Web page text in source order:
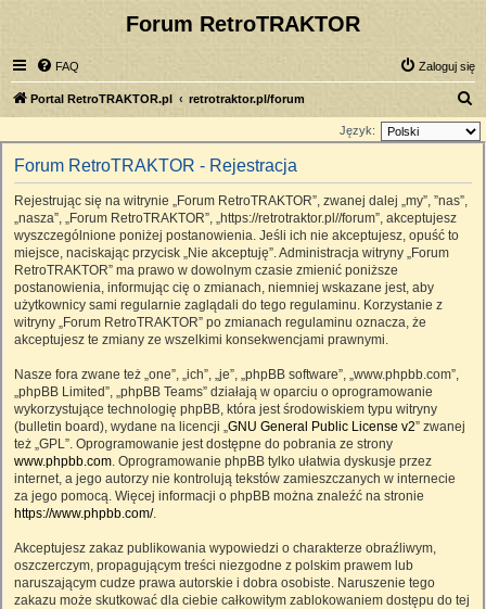
Forum RetroTRAKTOR
FAQ Zaloguj się
Portal RetroTRAKTOR.pl retrotraktor.pl/forum
z
Język:
Forum RetroTRAKTOR - Rejestracja
Rejestrując się na witrynie „Forum RetroTRAKTOR”, zwanej dalej „my”, ”nas”,
„nasza”, „Forum RetroTRAKTOR”, „https://retrotraktor.pl//forum”, akceptujesz
wyszczególnione poniżej postanowienia. Jeśli ich nie akceptujesz, opuść to
miejsce, naciskając przycisk „Nie akceptuję”. Administracja witryny „Forum
RetroTRAKTOR” ma prawo w dowolnym czasie zmienić poniższe
postanowienia, informując cię o zmianach, niemniej wskazane jest, aby
użytkownicy sami regularnie zaglądali do tego regulaminu. Korzystanie z
witryny „Forum RetroTRAKTOR” po zmianach regulaminu oznacza, że
akceptujesz te zmiany ze wszelkimi konsekwencjami prawnymi.
Nasze fora zwane też „one”, „ich”, „je”, „phpBB software”, „www.phpbb.com”,
„phpBB Limited”, „phpBB Teams” działają w oparciu o oprogramowanie
wykorzystujące technologię phpBB, która jest środowiskiem typu witryny
(bulletin board), wydane na licencji „GNU General Public License v2” zwanej
też „GPL”. Oprogramowanie jest dostępne do pobrania ze strony
www.phpbb.com. Oprogramowanie phpBB tylko ułatwia dyskusje przez
internet, a jego autorzy nie kontrolują tekstów zamieszczanych w internecie
za jego pomocą. Więcej informacji o phpBB można znaleźć na stronie
https://www.phpbb.com/.
Akceptujesz zakaz publikowania wypowiedzi o charakterze obraźliwym,
oszczerczym, propagującym treści niezgodne z polskim prawem lub
naruszającym cudze prawa autorskie i dobra osobiste. Naruszenie tego
zakazu może skutkować dla ciebie całkowitym zablokowaniem dostępu do tej